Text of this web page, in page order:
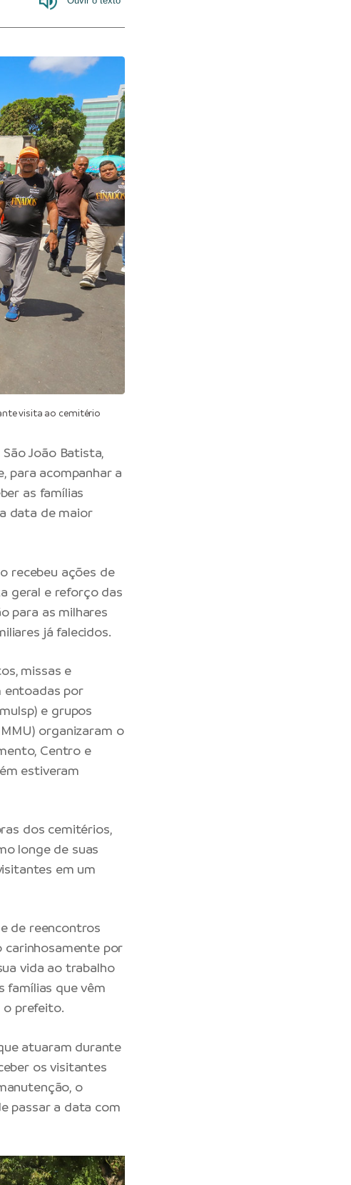
visita ao cemitério
João Batista,
para acompanhar a
as famílias
data de maior
recebeu ações de
geral e reforço das
para as milhares
já falecidos.
missas e
entoadas por
e grupos
organizaram o
Centro e
estiveram
dos cemitérios,
longe de suas
em um
de reencontros
carinhosamente por
vida ao trabalho
famílias que vêm
o prefeito.
atuaram durante
os visitantes
o
passar a data com